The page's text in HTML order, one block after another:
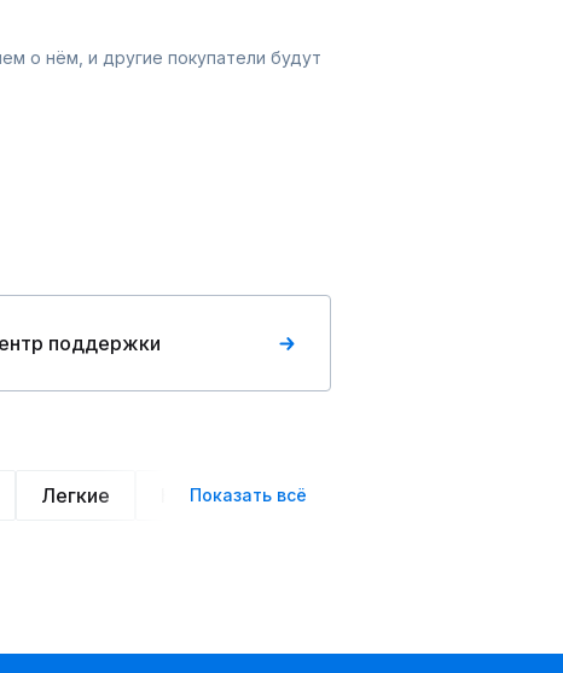
о нём, и другие покупатели будут
поддержки
Легкие Нарядные
Показать всё